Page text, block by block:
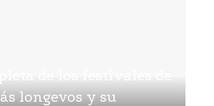
longevos y su